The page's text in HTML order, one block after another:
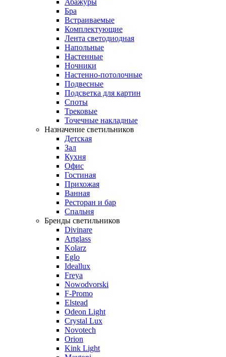
Абажуры
Бра
Встраиваемые
Комплектующие
Лента светодиодная
Напольные
Настенные
Ночники
Настенно-потолочные
Подвесные
Подсветка для картин
Споты
Трековые
Точечные накладные
Назначение светильников
Детская
Зал
Кухня
Офис
Гостиная
Прихожая
Ванная
Ресторан и бар
Спальня
Бренды светильников
Divinare
Artglass
Kolarz
Eglo
Ideallux
Freya
Nowodvorski
F-Promo
Elstead
Odeon Light
Crystal Lux
Novotech
Orion
Kink Light